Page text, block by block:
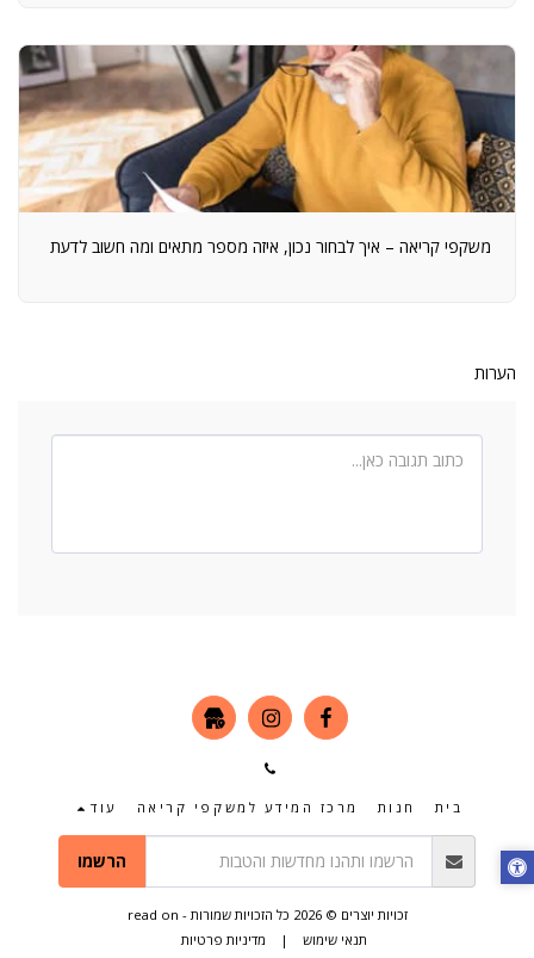
משקפי קריאה – איך לבחור נכון, איזה מספר מתאים ומה חשוב לדעת
הערות
בית חנות מרכז המידע למשקפי קריאה עוד
הרשמו
זכויות יוצרים © 2026 כל הזכויות שמורות -
read on
תנאי שימוש | מדיניות פרטיות